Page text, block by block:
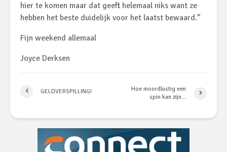
hier te komen maar dat geeft helemaal niks want ze
hebben het beste duidelijk voor het laatst bewaard.”
Fijn weekend allemaal
Joyce Derksen
GELDVERSPILLING!
Hoe moordlustig een
spin kan zijn…